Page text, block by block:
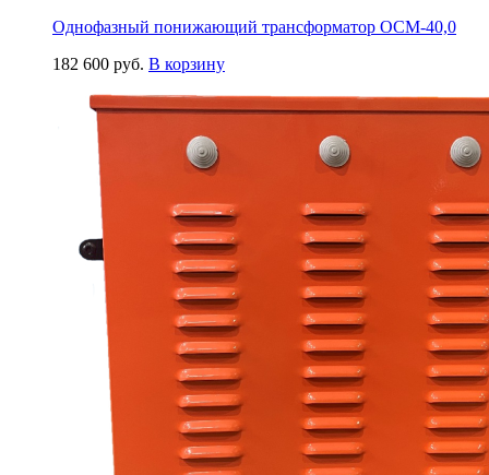
Однофазный понижающий трансформатор ОСМ-40,0
182 600 руб. В корзину